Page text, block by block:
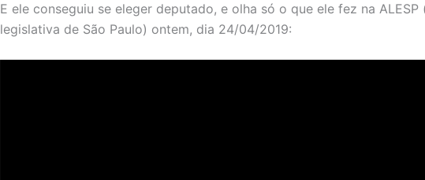
E ele conseguiu se eleger deputado, e olha só o que ele fez na ALESP
legislativa de São Paulo) ontem, dia 24/04/2019: